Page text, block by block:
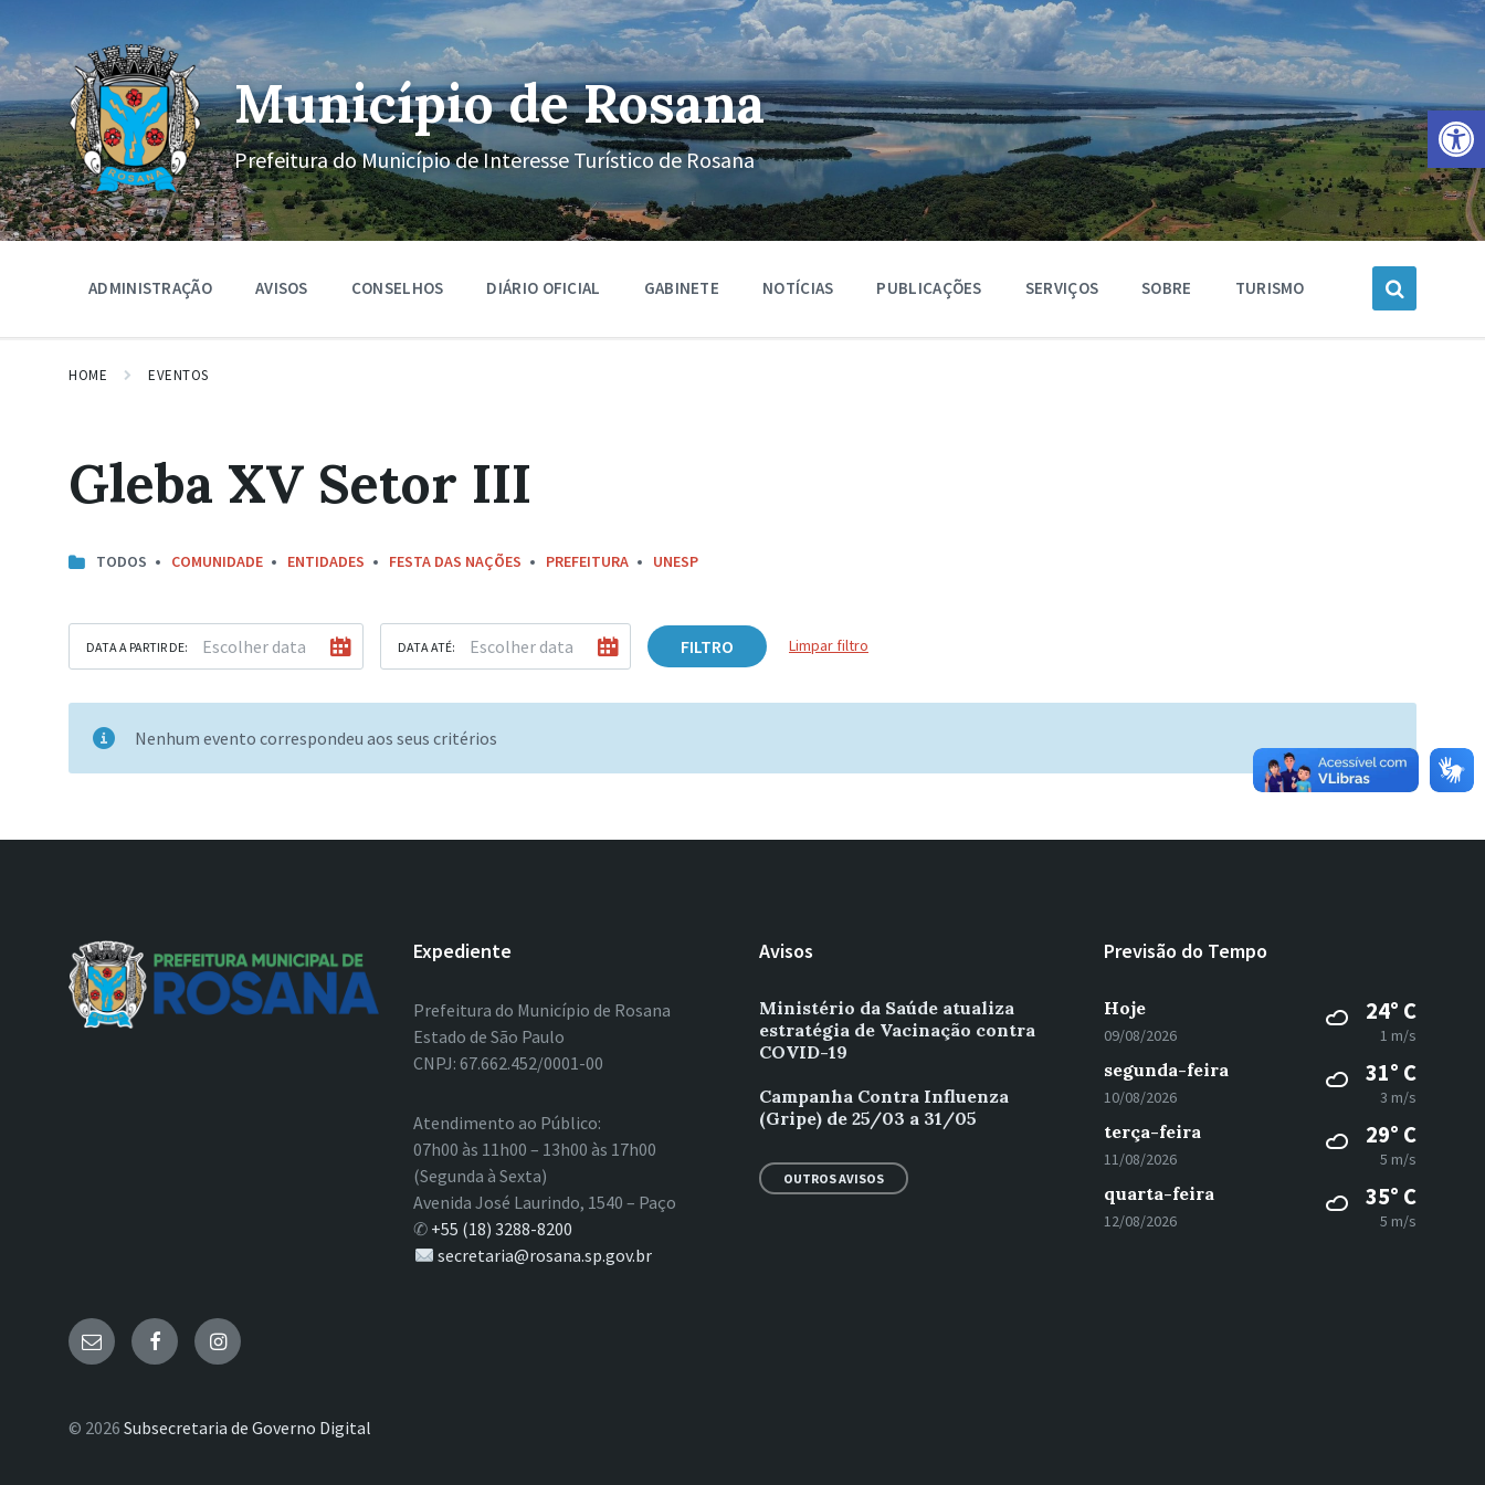
Barra de Ferramentas Aberta
o
conteúdo
a
navegação
principal
o
rodapé
Município de Rosana
Prefeitura do Município de Interesse Turístico de Rosana
ADMINISTRAÇÃO AVISOS CONSELHOS DIÁRIO OFICIAL GABINETE NOTÍCIAS PUBLICAÇÕES SERVIÇOS SOBRE TURISMO
HOME EVENTOS
Gleba XV Setor III
TODOS COMUNIDADE ENTIDADES FESTA DAS NAÇÕES PREFEITURA UNESP
DATA A PARTIR DE: DATA ATÉ: FILTRO Limpar filtro
Nenhum evento correspondeu aos seus critérios
Expediente
Prefeitura do Município de Rosana
Estado de São Paulo
CNPJ: 67.662.452/0001-00
Atendimento ao Público:
07h00 às 11h00 – 13h00 às 17h00
(Segunda à Sexta)
Avenida José Laurindo, 1540 – Paço
✆ +55 (18) 3288-8200
secretaria@rosana.sp.gov.br
Avisos
Ministério da Saúde atualiza
estratégia de Vacinação contra
COVID-19
Campanha Contra Influenza
(Gripe) de 25/03 a 31/05
OUTROS AVISOS
Previsão do Tempo
Hoje
09/08/2026
24° C
1 m/s
segunda-feira
10/08/2026
31° C
3 m/s
terça-feira
11/08/2026
29° C
5 m/s
quarta-feira
12/08/2026
35° C
5 m/s
E- FacebookInstagram
© 2026 Subsecretaria de Governo Digital